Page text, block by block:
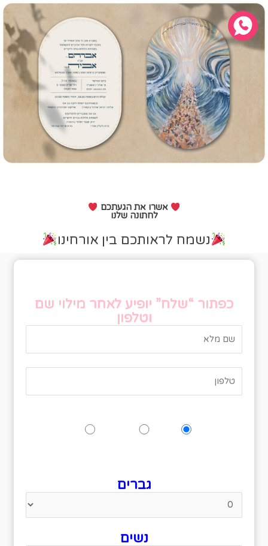
אשרו את הגעתכם
לחתונה שלנו
נשמח לראותכם בין אורחינו
כפתור “שלח” יופיע לאחר מילוי שם
וטלפון
גברים
נשים